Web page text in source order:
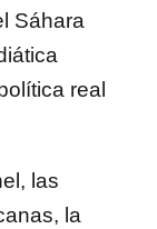
Sáhara
real
las
la